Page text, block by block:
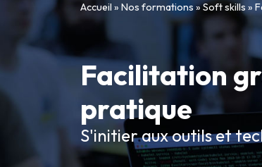
Accueil » Nos formations»Soft skills »
Facilitation
pratique
S'initier aux outils et